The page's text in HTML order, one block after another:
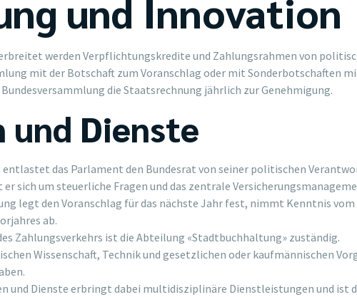
und Innovation
werden Verpflichtungskredite und Zahlungsrahmen von
mit der Botschaft zum Voranschlag oder mit Sonderbotschaften
die Staatsrechnung jährlich zur Genehmigung.
und Dienste
entlastet das Parlament den Bundesrat von seiner politischen
sich um steuerliche Fragen und das zentrale
legt den Voranschlag für das nächste Jahr fest, nimmt Kenntnis
ab.
Zahlungsverkehrs ist die Abteilung «Stadtbuchhaltung» zuständig.
Wissenschaft, Technik und gesetzlichen oder kaufmännischen
und Dienste erbringt dabei multidisziplinäre Dienstleistungen und